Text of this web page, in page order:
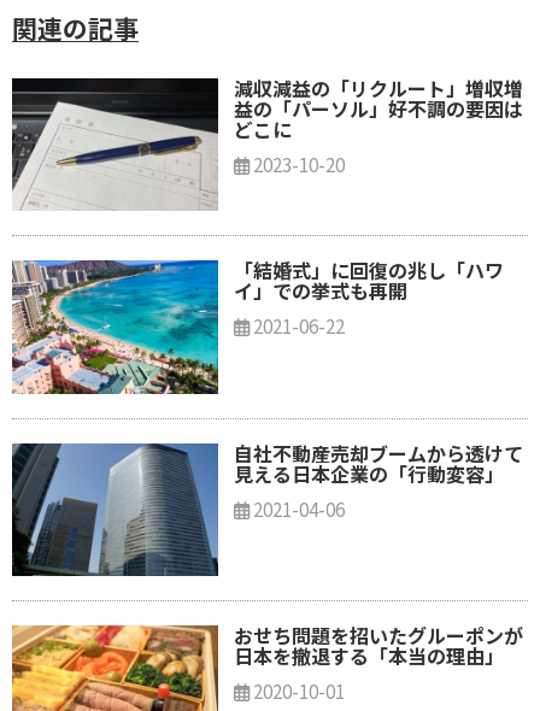
関連の記事
減収減益の「リクルート」増収増
益の「パーソル」好不調の要因は
どこに
2023-10-20
「結婚式」に回復の兆し「ハワ
イ」での挙式も再開
2021-06-22
自社不動産売却ブームから透けて
見える日本企業の「行動変容」
2021-04-06
おせち問題を招いたグルーポンが
日本を撤退する「本当の理由」
2020-10-01